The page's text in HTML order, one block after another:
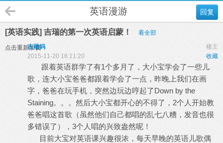
回复
英语漫游
[英语实践] 吉瑞的第一次英语启蒙！ 看全部
点击重新加载 楼主
吉瑞妈
收藏
2015-11-20 16:11:20
跟着英语群学了有1个多月了，大小宝学会了一些儿
歌，连大小宝爸爸都跟着学会了一点，昨晚上我们在画
字，爸爸在玩手机，突然边玩边哼起了Down by the
Staining。。。然后大小宝都开心的不得了，2个人开始教
爸爸唱这首歌（虽然他们自己都唱的乱七八糟，发音也很
多错误了），3个人唱的兴致盎然呢！
目前大宝对英语课兴趣很浓，每天早晚的英语儿歌偶